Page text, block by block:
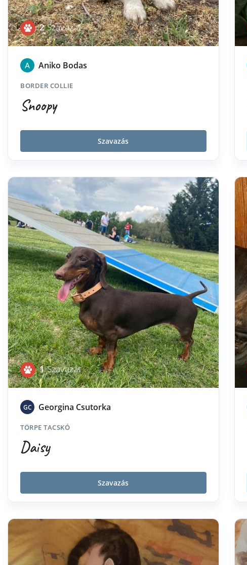
2 Szavazat
Aniko Bodas
BORDER COLLIE
Snoopy
Szavazás
1 Szavazat
GC Georgina Csutorka
TÖRPE TACSKÓ
Daisy
Szavazás